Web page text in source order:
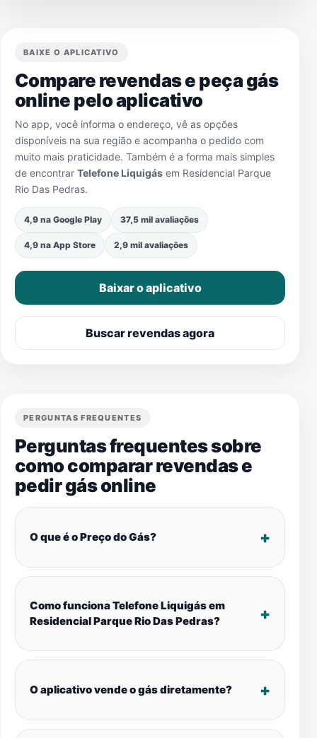
BAIXE O APLICATIVO
Compare revendas e peça gás
online pelo aplicativo
No app, você informa o endereço, vê as opções
disponíveis na sua região e acompanha o pedido com
muito mais praticidade. Também é a forma mais simples
de encontrar Telefone Liquigás em Residencial Parque
Rio Das Pedras.
4,9 na Google Play 37,5 mil avaliações
4,9 na App Store 2,9 mil avaliações
Baixar o aplicativo
Buscar revendas agora
PERGUNTAS FREQUENTES
Perguntas frequentes sobre
como comparar revendas e
pedir gás online
O que é o Preço do Gás?
Como funciona Telefone Liquigás em
Residencial Parque Rio Das Pedras?
O aplicativo vende o gás diretamente?